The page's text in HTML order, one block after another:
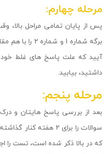
مرحله چهارم:
پس از پایان تمامی مراحل
برگه شماره 1
آیید که علت پاسخ های غلط خود
داشتید، بیابید.
مرحله پنجم:
بعد از بررسی پاسخ هایتان و
سوالات را برای 2
که در بالا ذکر شده است، تست را